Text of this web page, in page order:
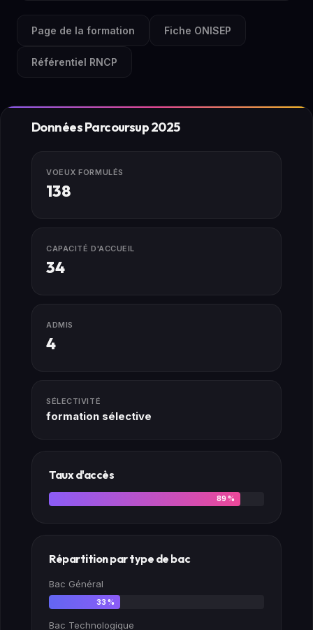
Page de la formation Fiche ONISEP
Référentiel RNCP
Données Parcoursup 2025
VOEUX FORMULÉS
138
CAPACITÉ D'ACCUEIL
34
ADMIS
4
SÉLECTIVITÉ
formation sélective
Taux d'accès
89 %
Répartition par type de bac
Bac Général
33 %
Bac Technologique